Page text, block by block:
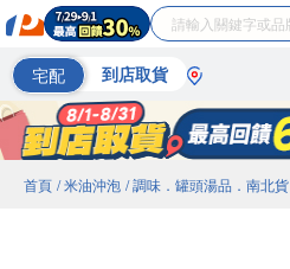
宅配 到店取貨
首頁 / 米油沖泡 / 調味．罐頭湯品．南北貨